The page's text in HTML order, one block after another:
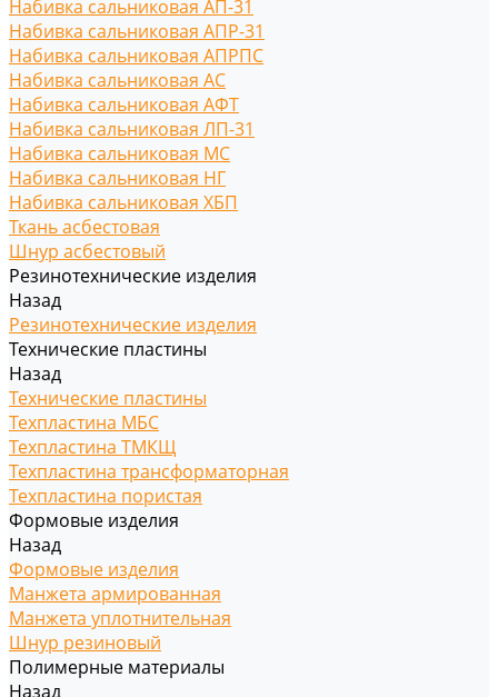
Набивка сальниковая АП-31
Набивка сальниковая АПР-31
Набивка сальниковая АПРПС
Набивка сальниковая АС
Набивка сальниковая АФТ
Набивка сальниковая ЛП-31
Набивка сальниковая МС
Набивка сальниковая НГ
Набивка сальниковая ХБП
Ткань асбестовая
Шнур асбестовый
Резинотехнические изделия
Назад
Резинотехнические изделия
Технические пластины
Назад
Технические пластины
Техпластина МБС
Техпластина ТМКЩ
Техпластина трансформаторная
Техпластина пористая
Формовые изделия
Назад
Формовые изделия
Манжета армированная
Манжета уплотнительная
Шнур резиновый
Полимерные материалы
Назад